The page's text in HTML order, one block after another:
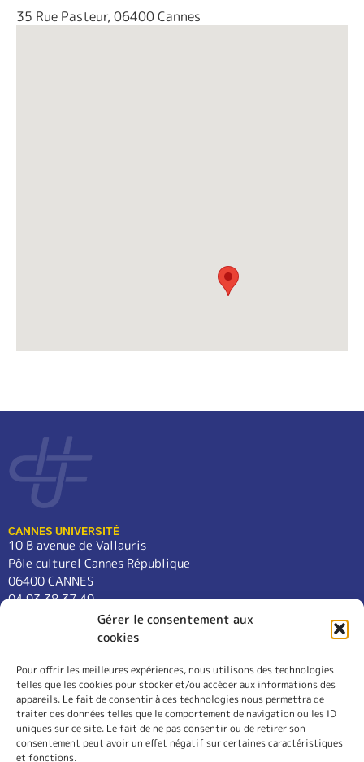
Gérer le consentement aux
cookies
Pour offrir les meilleures expériences, nous utilisons des technologies
telles que les cookies pour stocker et/ou accéder aux informations des
appareils. Le fait de consentir à ces technologies nous permettra de
traiter des données telles que le comportement de navigation ou les ID
uniques sur ce site. Le fait de ne pas consentir ou de retirer son
consentement peut avoir un effet négatif sur certaines caractéristiques
et fonctions.
35 Rue Pasteur, 06400 Cannes
CANNES UNIVERSITÉ
10 B avenue de Vallauris
Pôle culturel Cannes République
06400 CANNES
04 93 38 37 49
contact@cannes-universite.fr
COURS
LANGUES
CONFÉRENCES
SORTIES
L’ASSOCIATION